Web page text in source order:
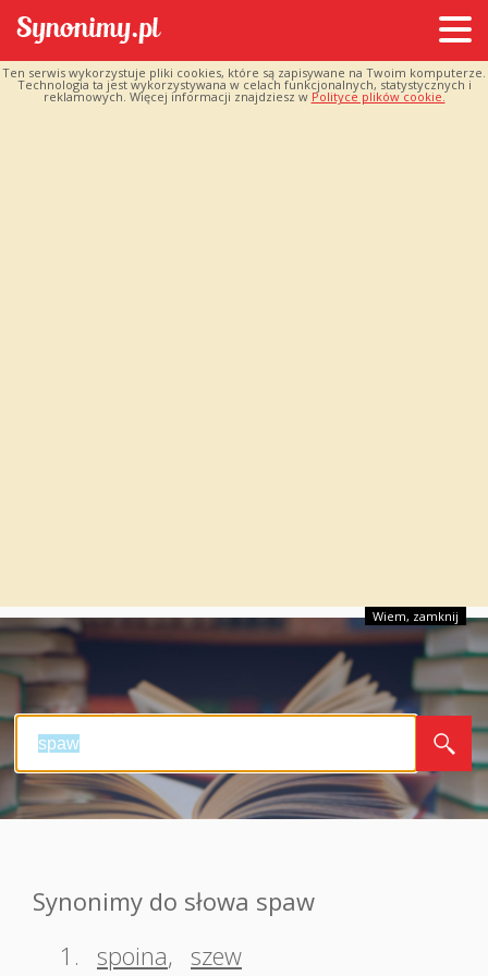
Ten serwis wykorzystuje pliki cookies, które są zapisywane na Twoim komputerze.
Technologia ta jest wykorzystywana w celach funkcjonalnych, statystycznych i
reklamowych. Więcej informacji znajdziesz w Polityce plików cookie.
Wiem, zamknij
Synonimy do słowa spaw
1.
spoina, szew